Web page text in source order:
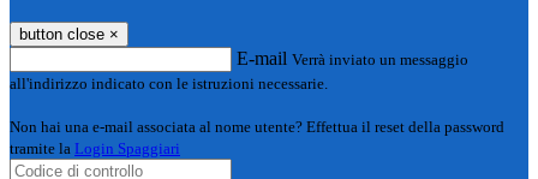
button close ×
E-mail Verrà inviato un messaggio
all'indirizzo indicato con le istruzioni necessarie.
Non hai una e-mail associata al nome utente? Effettua il reset della password
tramite la Login Spaggiari